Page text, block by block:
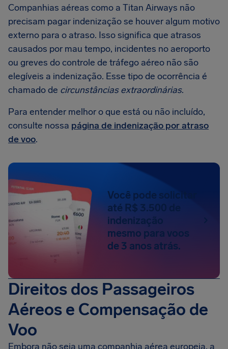
Companhias aéreas como a Titan Airways não
precisam pagar indenização se houver algum motivo
externo para o atraso. Isso significa que atrasos
causados por mau tempo, incidentes no aeroporto
ou greves do controle de tráfego aéreo não são
elegíveis a indenização. Esse tipo de ocorrência é
chamado de circunstâncias extraordinárias.
Para entender melhor o que está ou não incluído,
consulte nossa página de indenização por atraso
de voo.
Você pode solicitar
até R$ 3.500 de
indenização
mesmo para voos
de 3 anos atrás.
Direitos dos Passageiros
Aéreos e Compensação de
Voo
Embora não seja uma companhia aérea europeia, a